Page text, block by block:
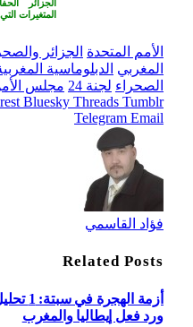
الجزائر
المتغيرات
الأمم المتحدة الجزائر
المغربي الدبلوماسية
الصحراء لجنة 24
مجلس
Bluesky Threads Tumblr
Telegram Email
فؤاد القاسمي
Related Posts
أزمة
ورد فعل إيطاليا والمغرب